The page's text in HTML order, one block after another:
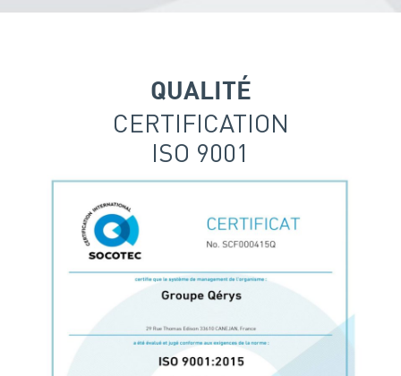
QUALITÉ
CERTIFICATION
ISO 9001